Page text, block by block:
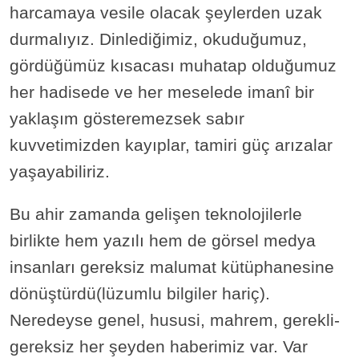
harcamaya vesile olacak şeylerden uzak
durmalıyız. Dinlediğimiz, okuduğumuz,
gördüğümüz kısacası muhatap olduğumuz
her hadisede ve her meselede imanî bir
yaklaşım gösteremezsek sabır
kuvvetimizden kayıplar, tamiri güç arızalar
yaşayabiliriz.
Bu ahir zamanda gelişen teknolojilerle
birlikte hem yazılı hem de görsel medya
insanları gereksiz malumat kütüphanesine
dönüştürdü(lüzumlu bilgiler hariç).
Neredeyse genel, hususi, mahrem, gerekli-
gereksiz her şeyden haberimiz var. Var